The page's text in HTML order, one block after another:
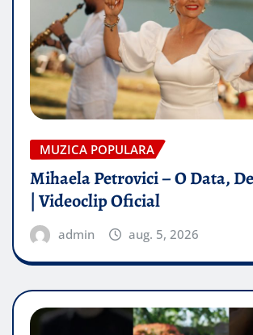
MUZICA POPULARA
Mihaela Petrovici – O Data,
| Videoclip Oficial
admin aug. 5, 2026